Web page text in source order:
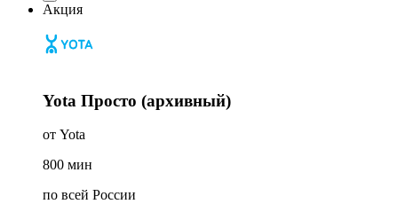
Акция
Yota Просто (архивный)
от Yota
800 мин
по всей России